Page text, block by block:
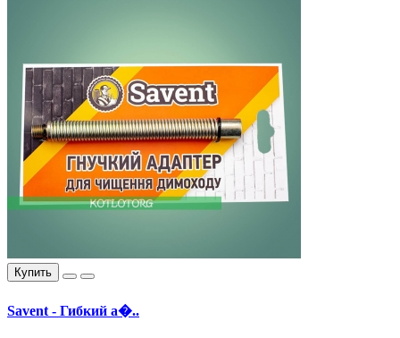
Купить
Savent - Гибкий а�..